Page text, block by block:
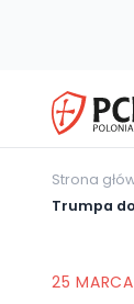
Strona
Trumpa
25